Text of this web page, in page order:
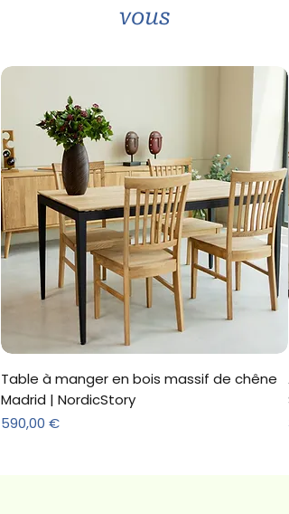
vous
Table à manger en bois massif de chêne
Madrid | NordicStory
Prix
590,00 €